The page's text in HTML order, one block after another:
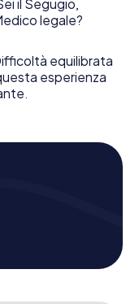
pochi minuti sarà
il tuo browser
su di te!
il Segugio,
legale?
equilibrata
esperienza